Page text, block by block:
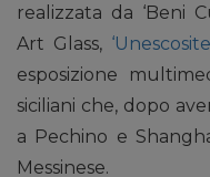
realizzata da ‘Beni
Art Glass,
esposizione
siciliani che, dopo
a Pechino e
Messinese.